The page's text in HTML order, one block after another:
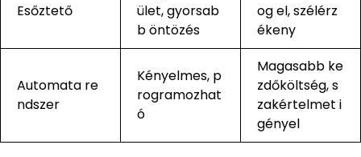
Esőztető
ület, gyorsab
b öntözés
og el, szélérz
ékeny
Automata re
ndszer
Kényelmes, p
rogramozhat
ó
Magasabb ke
zdőköltség, s
zakértelmet i
gényel